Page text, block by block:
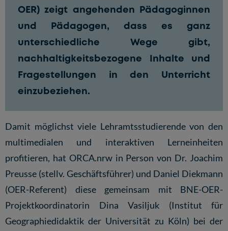
OER) zeigt angehenden Pädagoginnen
und Pädagogen, dass es ganz
unterschiedliche Wege gibt,
nachhaltigkeitsbezogene Inhalte und
Fragestellungen in den Unterricht
einzubeziehen.
Damit möglichst viele Lehramtsstudierende von den
multimedialen und interaktiven Lerneinheiten
profitieren, hat ORCA.nrw in Person von Dr. Joachim
Preusse (stellv. Geschäftsführer) und Daniel Diekmann
(OER-Referent) diese gemeinsam mit BNE-OER-
Projektkoordinatorin Dina Vasiljuk (Institut für
Geographiedidaktik der Universität zu Köln) bei der